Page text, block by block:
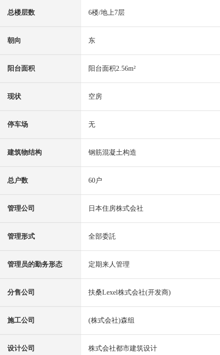
总楼层数 6楼/地上7层
朝向 东
阳台面积 阳台面积2.56m²
现状 空房
停车场 无
建筑物结构 钢筋混凝土构造
总户数 60户
管理公司 日本住房株式会社
管理形式 全部委託
管理员的勤务形态 定期来人管理
分售公司 扶桑Lexel株式会社(开发商)
施工公司 (株式会社)森组
设计公司 株式会社都市建筑设计